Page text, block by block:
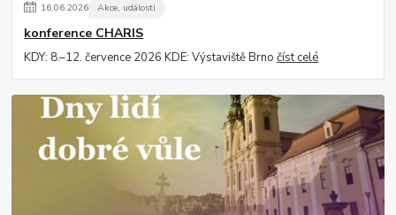
16.06.2026 Akce, události
konference CHARIS
KDY: 8.–12. července 2026 KDE: Výstaviště Brnočíst celé